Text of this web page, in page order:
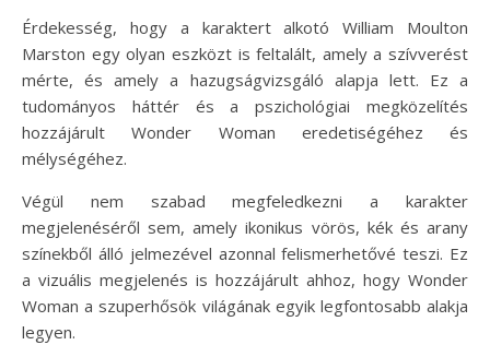
Érdekesség, hogy a karaktert alkotó William Moulton
Marston egy olyan eszközt is feltalált, amely a szívverést
mérte, és amely a hazugságvizsgáló alapja lett. Ez a
tudományos háttér és a pszichológiai megközelítés
hozzájárult Wonder Woman eredetiségéhez és
mélységéhez.
Végül nem szabad megfeledkezni a karakter
megjelenéséről sem, amely ikonikus vörös, kék és arany
színekből álló jelmezével azonnal felismerhetővé teszi. Ez
a vizuális megjelenés is hozzájárult ahhoz, hogy Wonder
Woman a szuperhősök világának egyik legfontosabb alakja
legyen.